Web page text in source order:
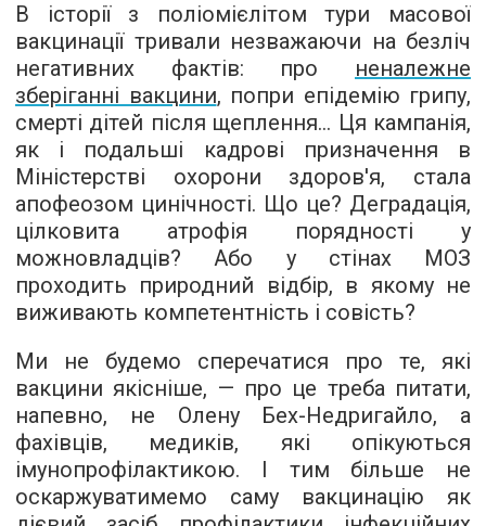
В історії з поліомієлітом тури масової
вакцинації тривали незважаючи на безліч
негативних фактів: про неналежне
зберіганні вакцини, попри епідемію грипу,
смерті дітей після щеплення... Ця кампанія,
як і подальші кадрові призначення в
Міністерстві охорони здоров'я, стала
апофеозом цинічності. Що це? Деградація,
цілковита атрофія порядності у
можновладців? Або у стінах МОЗ
проходить природний відбір, в якому не
виживають компетентність і совість?
Ми не будемо сперечатися про те, які
вакцини якісніше, — про це треба питати,
напевно, не Олену Бех-Недригайло, а
фахівців, медиків, які опікуються
імунопрофілактикою. І тим більше не
оскаржуватимемо саму вакцинацію як